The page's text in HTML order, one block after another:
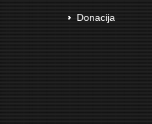
Donacija